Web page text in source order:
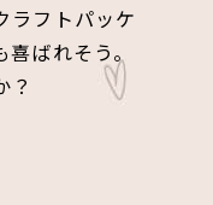
ラフトパッケ
ばれそう。
？